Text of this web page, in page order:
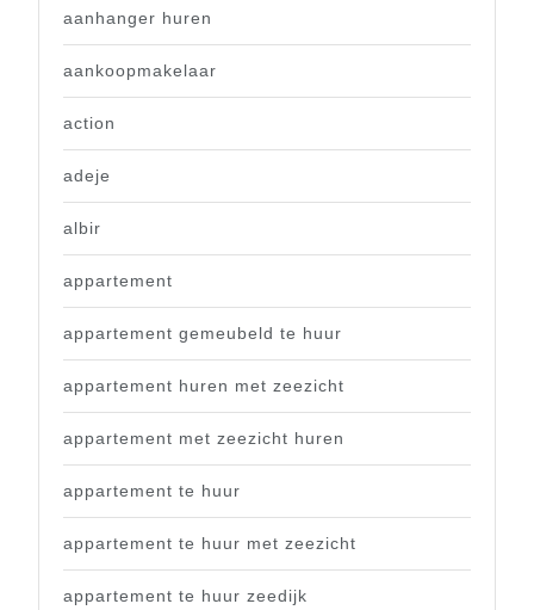
aanhanger huren
aankoopmakelaar
action
adeje
albir
appartement
appartement gemeubeld te huur
appartement huren met zeezicht
appartement met zeezicht huren
appartement te huur
appartement te huur met zeezicht
appartement te huur zeedijk